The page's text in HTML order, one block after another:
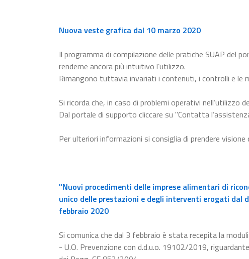
Nuova veste grafica dal 10 marzo 2020
Il programma di compilazione delle pratiche SUAP del
renderne ancora più intuitivo l’utilizzo.
Rimangono tuttavia invariati i contenuti, i controlli e le
Si ricorda che, in caso di problemi operativi nell’utilizzo
Dal portale di supporto cliccare su "Contatta
Per ulteriori informazioni si consiglia di prendere visione
"Nuovi procedimenti delle imprese alimentari di
unico delle prestazioni e degli interventi erogati dal
febbraio 2020
Si comunica che dal 3 febbraio è stata recepita la
- U.O. Prevenzione con d.d.u.o. 19102/2019,